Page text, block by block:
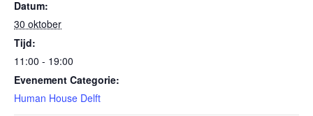
Datum:
30 oktober
Tijd:
11:00 - 19:00
Evenement Categorie:
Human House Delft